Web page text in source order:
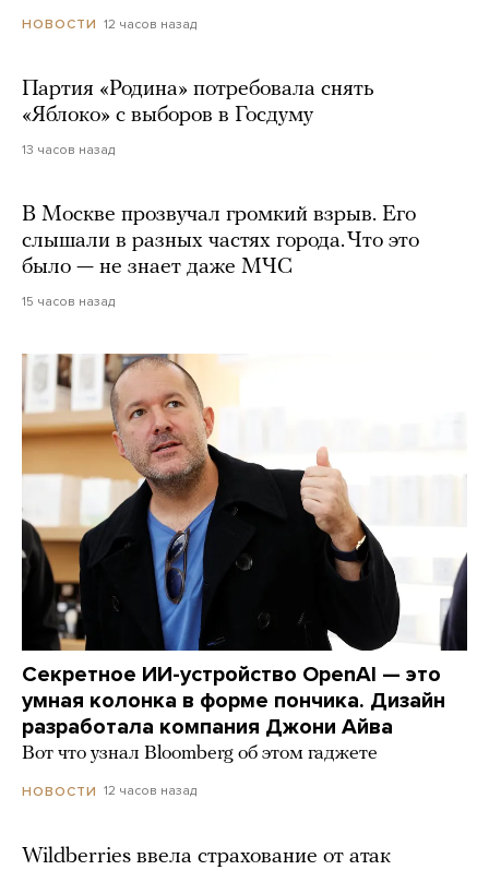
НОВОСТИ 12 часов назад
Партия «Родина» потребовала снять
«Яблоко» с выборов в Госдуму
13 часов назад
В Москве прозвучал громкий взрыв. Его
слышали в разных частях города. Что это
было — не знает даже МЧС
15 часов назад
Секретное ИИ-устройство OpenAI — это
умная колонка в форме пончика. Дизайн
разработала компания Джони Айва
Вот что узнал Bloomberg об этом гаджете
НОВОСТИ 12 часов назад
Wildberries ввела страхование от атак